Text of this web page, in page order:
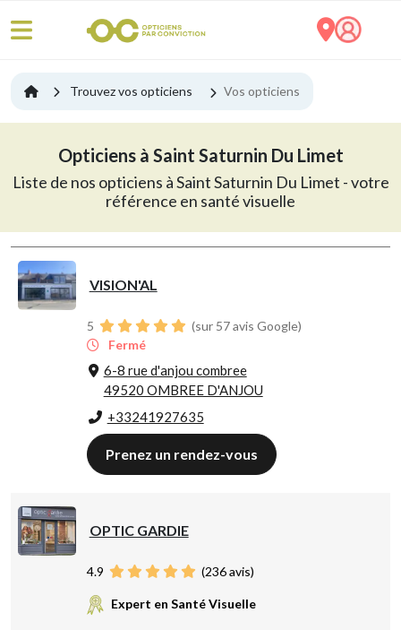
Trouvez vos opticiens Vos opticiens
Opticiens à Saint Saturnin Du Limet
Liste de nos opticiens à Saint Saturnin Du Limet - votre
référence en santé visuelle
VISION'AL
5
(sur 57 avis Google)
Fermé
6-8 rue d'anjou combree
49520 OMBREE D'ANJOU
+33241927635
Prenez un rendez-vous
OPTIC GARDIE
4.9 (236avis)
Expert en Santé Visuelle